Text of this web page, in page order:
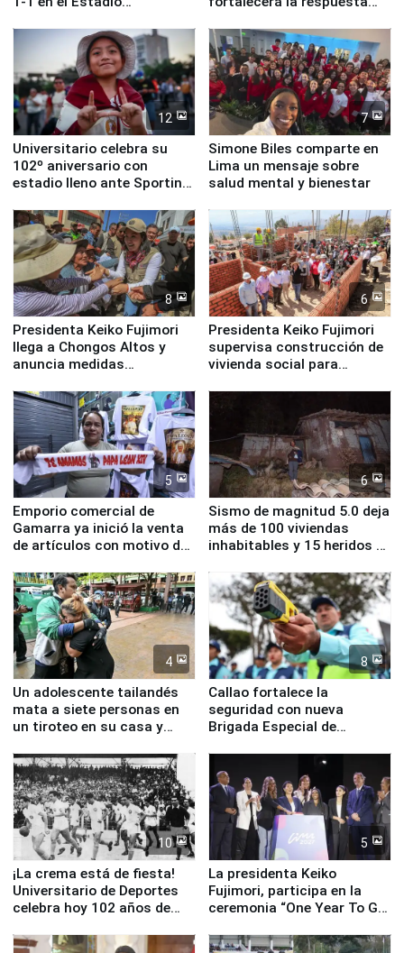
12
Universitario celebra su
102º aniversario con
estadio lleno ante Sporting
7
Simone Biles comparte en
Lima un mensaje sobre
salud mental y bienestar
8
Presidenta Keiko Fujimori
llega a Chongos Altos y
anuncia medidas
educación, salud y empleo
6
Presidenta Keiko Fujimori
supervisa construcción de
vivienda social para
5
Emporio comercial de
Gamarra ya inició la venta
de artículos con motivo de
6
Sismo de magnitud 5.0 deja
más de 100 viviendas
inhabitables y 15 heridos en
4
Un adolescente tailandés
mata a siete personas en
un tiroteo en su casa y
8
Callao fortalece la
seguridad con nueva
Brigada Especial de
equipamiento para
Serenazgo
10
¡La crema está de fiesta!
Universitario de Deportes
celebra hoy 102 años de
5
La presidenta Keiko
Fujimori, participa en la
ceremonia “One Year To Go